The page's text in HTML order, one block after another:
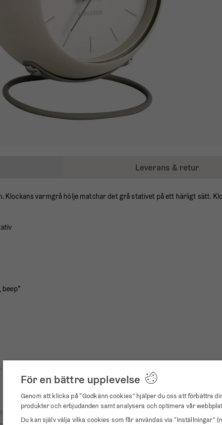
Leverans & retur
Klockans varmgrå hölje matchar det grå stativet på ett härligt sätt.
beep"
Recensioner
För en bättre upplevelse
Genom att klicka på “Godkänn cookies” hjälper du oss att förbättra
produkter och erbjudanden samt analysera och optimera vår
Du kan själv välja vilka cookies som får användas via “Inställningar”